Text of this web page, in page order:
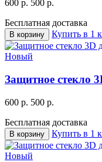
600 р. 500 р.
Бесплатная доставка
В корзину Купить в 1
Новый
Защитное стекло
600 р. 500 р.
Бесплатная доставка
В корзину Купить в 1
Новый